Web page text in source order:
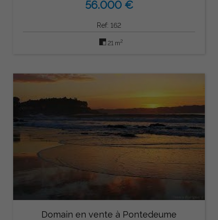
56.000 €
Ref: 162
21 m2
Domain en vente à Pontedeume